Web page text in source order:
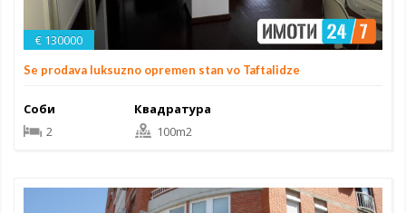
€ 130000
Se prodava luksuzno opremen stan vo Taftalidze
Соби
2
Квадратура
100m2